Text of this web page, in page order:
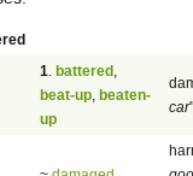
1 battered
beat-up beaten-
up
car